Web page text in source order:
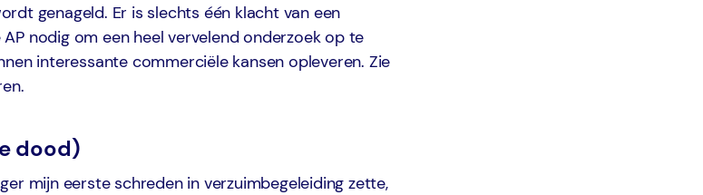
genageld. Er is slechts één klacht van een
nodig om een heel vervelend onderzoek op te
interessante commerciële kansen opleveren. Zie
dood)
mijn eerste schreden in verzuimbegeleiding zette,